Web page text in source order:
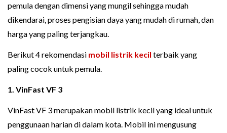
pemula dengan dimensi yang mungil sehingga mudah
dikendarai, proses pengisian daya yang mudah di rumah, dan
harga yang paling terjangkau.
Berikut 4 rekomendasi mobil listrik kecil terbaik yang
paling cocok untuk pemula.
1. VinFast VF 3
VinFast VF 3 merupakan mobil listrik kecil yang ideal untuk
penggunaan harian di dalam kota. Mobil ini mengusung